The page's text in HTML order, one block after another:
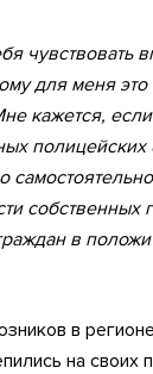
для меня
кажется,
полицейских
в
в
на своих